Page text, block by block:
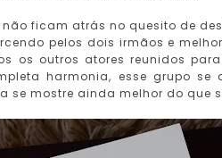
ficam atrás no quesito de
pelos dois irmãos e
os outros atores reunidos
harmonia, esse grupo se
se mostre ainda melhor do que